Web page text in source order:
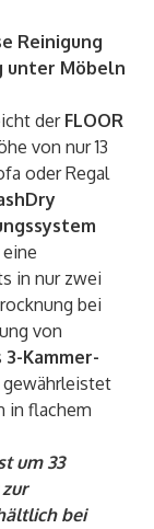
Reinigung
unter Möbeln
derFLOOR
von nur 13
oder Regal
in nur zwei
bei
von
3-Kammer-
gewährleistet
in flachem
um 33
bei